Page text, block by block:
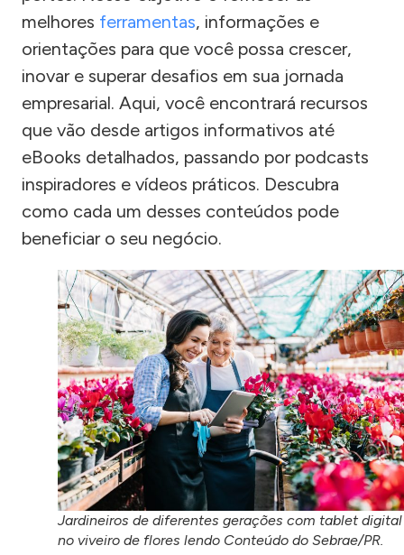
melhores ferramentas, informações e
orientações para que você possa crescer,
inovar e superar desafios em sua jornada
empresarial. Aqui, você encontrará recursos
que vão desde artigos informativos até
eBooks detalhados, passando por podcasts
inspiradores e vídeos práticos. Descubra
como cada um desses conteúdos pode
beneficiar o seu negócio.
Jardineiros de diferentes gerações com tablet digital
no viveiro de flores lendo Conteúdo do Sebrae/PR.